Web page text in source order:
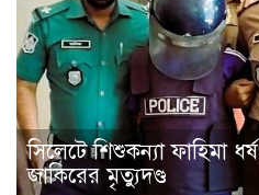
সিলেটে শিশুকন্যা ফাহিমা
জাকিরের মৃত্যুদণ্ড